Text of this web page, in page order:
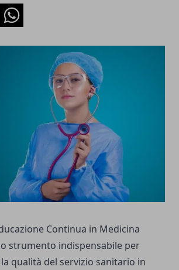
Whatsapp
Continua in Medicina
strumento indispensabile per
qualità del servizio sanitario in